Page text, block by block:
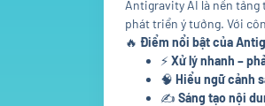
Antigravity AI là nền
phát triển ý tưởng. Với
🔥 Điểm nổi bật của
⚡ Xử lý nhanh –
🧠 Hiểu ngữ cảnh
✍️ Sáng tạo nội